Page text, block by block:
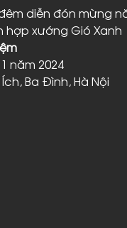
diễn đón mừng
xướng Gió Xanh
năm 2024
Ba Đình, Hà Nội